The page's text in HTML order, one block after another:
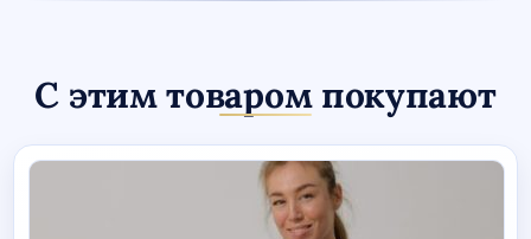
С этим товаром покупают